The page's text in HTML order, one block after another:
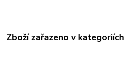
Zboží zařazeno v kategoriích